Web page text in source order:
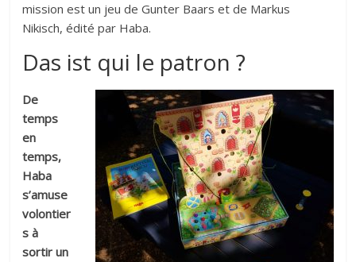
mission est un jeu de Gunter Baars et de Markus
Nikisch, édité par Haba.
Das ist qui le patron ?
De
temps
en
temps,
Haba
s’amuse
volontier
s à
sortir un